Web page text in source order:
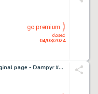
closed
04/03/2024
go premium
Dotti, Maurizio - 5 Original page - Dampyr #93 - "L'isola dei bucanieri" - 2007